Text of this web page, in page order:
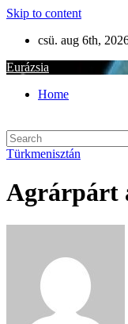
Skip to content
csü. aug 6th,
Eurázsia
Home
Türkmenisztán
Agrárpárt